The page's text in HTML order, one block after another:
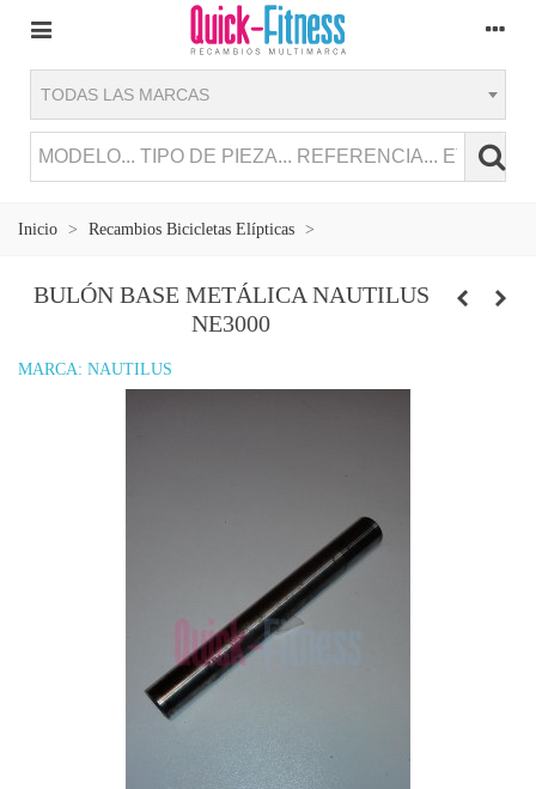
TODAS LAS MARCAS
Inicio > Recambios Bicicletas Elípticas >
BULÓN BASE METÁLICA NAUTILUS
NE3000
MARCA: NAUTILUS